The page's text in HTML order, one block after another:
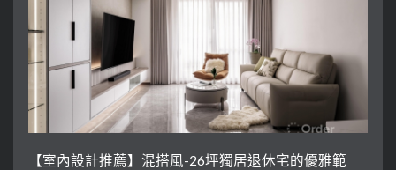
【室內設計推薦】混搭風-26坪獨居退休宅的優雅範